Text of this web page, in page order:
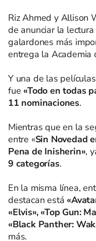
Riz Ahmed y Allison
de anunciar la
galardones más
entrega la Academia
Y una de las
fue «Todo en todas
11 nominaciones.
Mientras que en la
entre «Sin Novedad
Pena de Inisherin»,
9 categorías.
En la misma línea,
destacan está
«Elvis», «Top Gun:
«Black Panther:
más.